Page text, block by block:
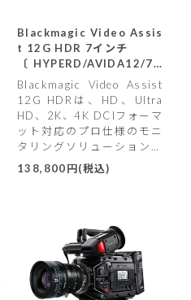
Blackmagic Video Assis
t 12G HDR 7インチ
〔HYPERD/AVIDA12/7H
DR〕
Blackmagic Video Assist
12G HDRは、HD、Ultra
HD、2K、4K DCIフォーマ
ット対応のプロ仕様のモニ
タリングソリューションで
す。
138,800円(税込)